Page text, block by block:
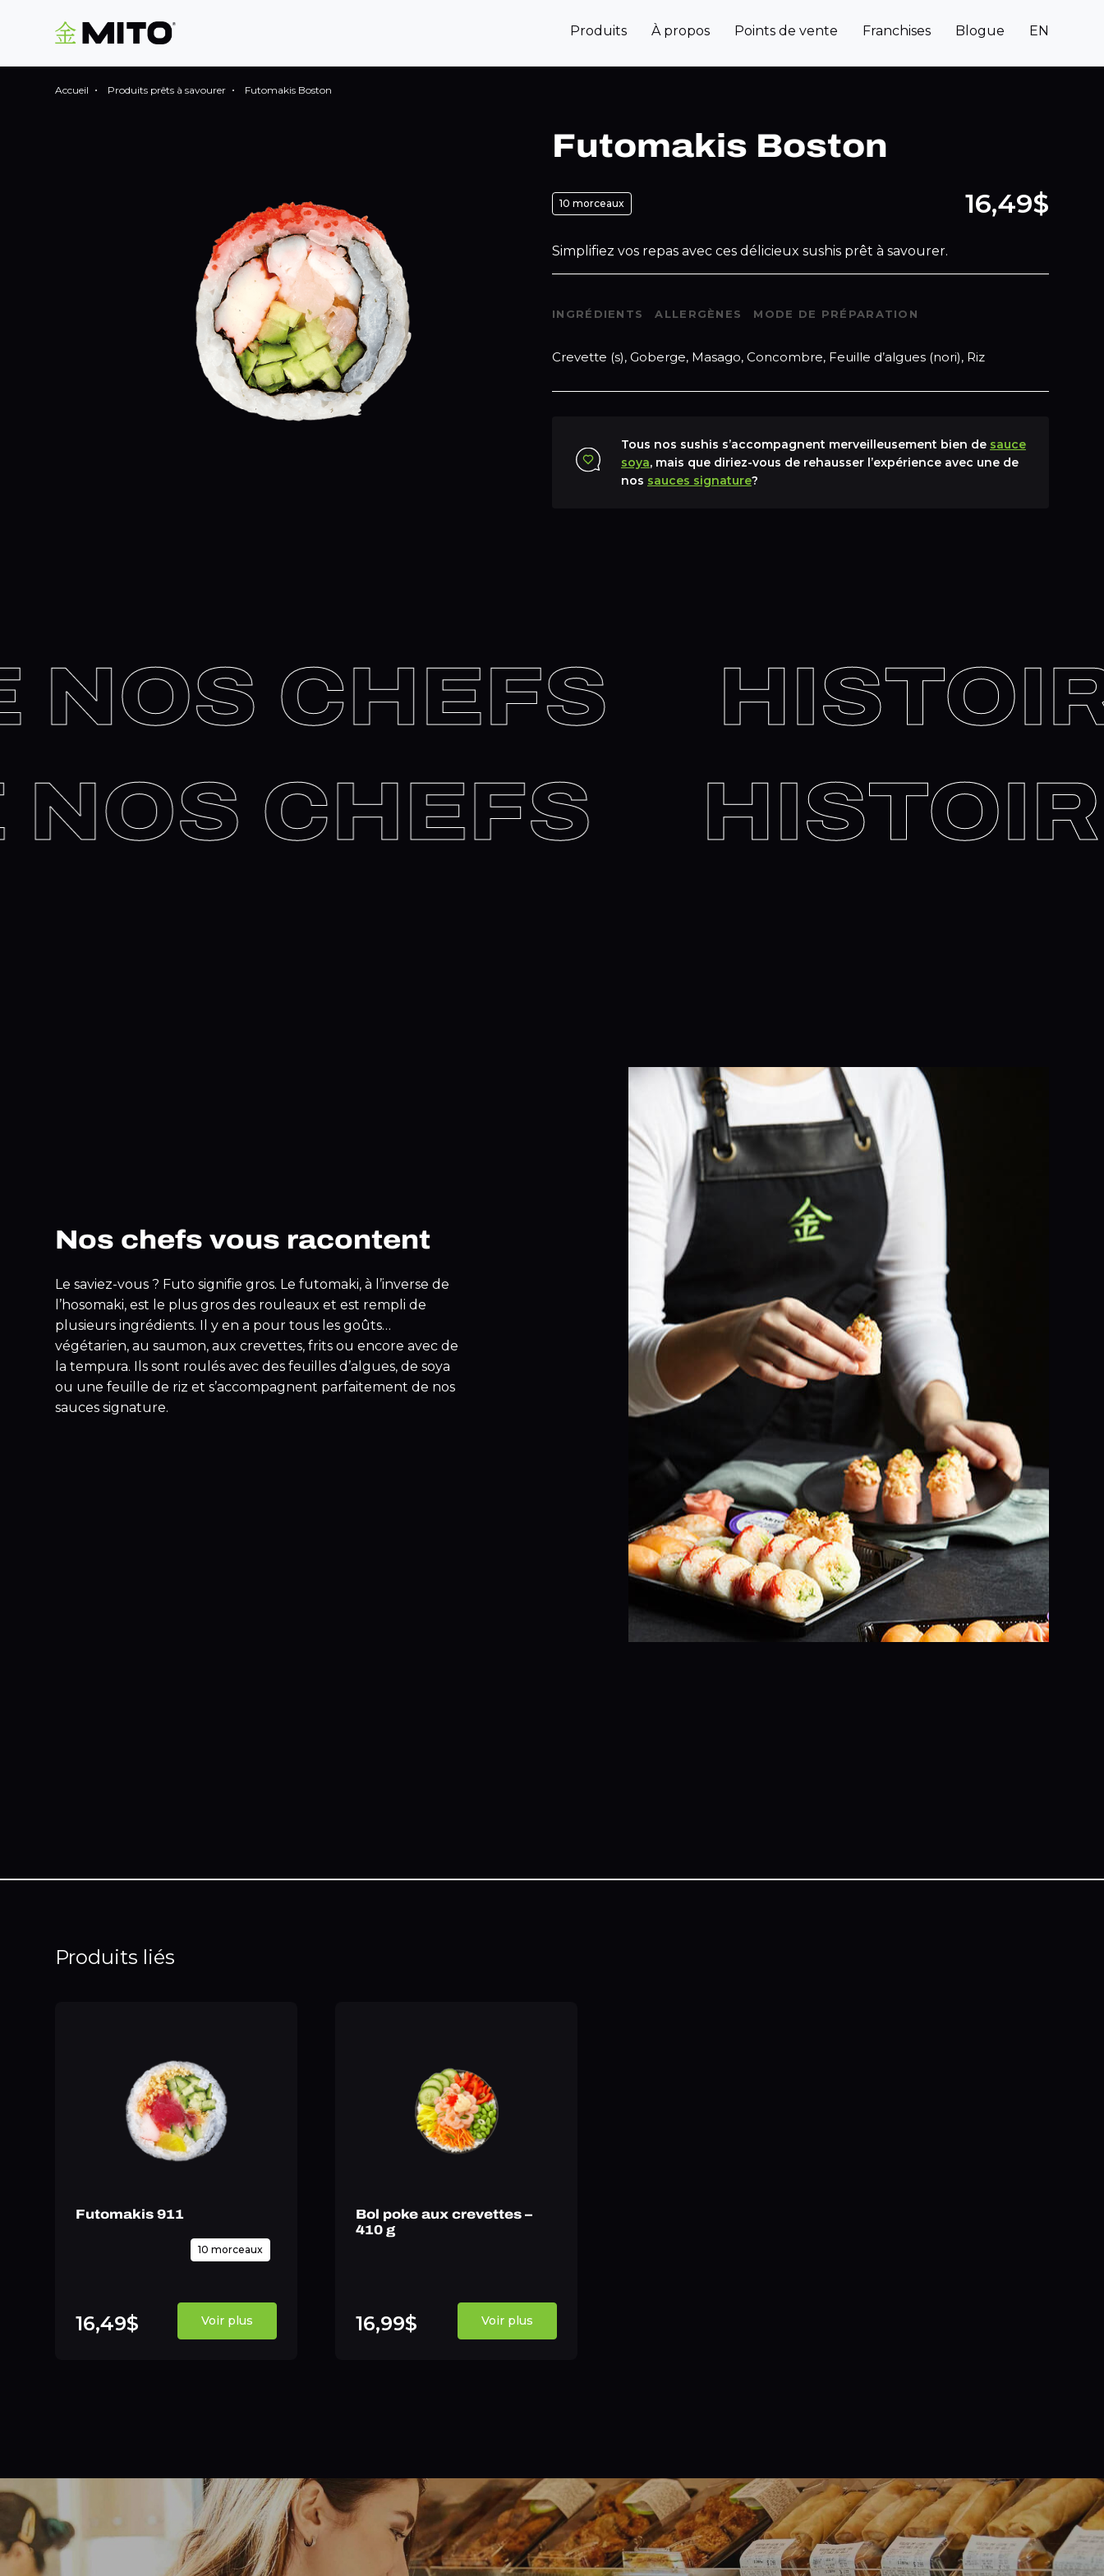
Produits À propos Points de vente Franchises Blogue EN
Accueil Produits prêts à savourer Futomakis Boston
Futomakis Boston
10 morceaux 16,49$
Simplifiez vos repas avec ces délicieux sushis prêt à savourer.
INGRÉDIENTS ALLERGÈNES MODE DE PRÉPARATION
Crevette (s), Goberge, Masago, Concombre, Feuille d’algues (nori), Riz
Tous nos sushis s’accompagnent merveilleusement bien de sauce
soya, mais que diriez-vous de rehausser l’expérience avec une de
nos sauces signature?
CHEFS
NOS CHEFS
Nos chefs vous racontent
Le saviez-vous ? Futo signifie gros. Le futomaki, à l’inverse de
l’hosomaki, est le plus gros des rouleaux et est rempli de
plusieurs ingrédients. Il y en a pour tous les goûts…
végétarien, au saumon, aux crevettes, frits ou encore avec de
la tempura. Ils sont roulés avec des feuilles d’algues, de soya
ou une feuille de riz et s’accompagnent parfaitement de nos
sauces signature.
Produits liés
Futomakis 911
10 morceaux
16,49$ Voir plus
Bol poke aux crevettes –
410 g
16,99$ Voir plus